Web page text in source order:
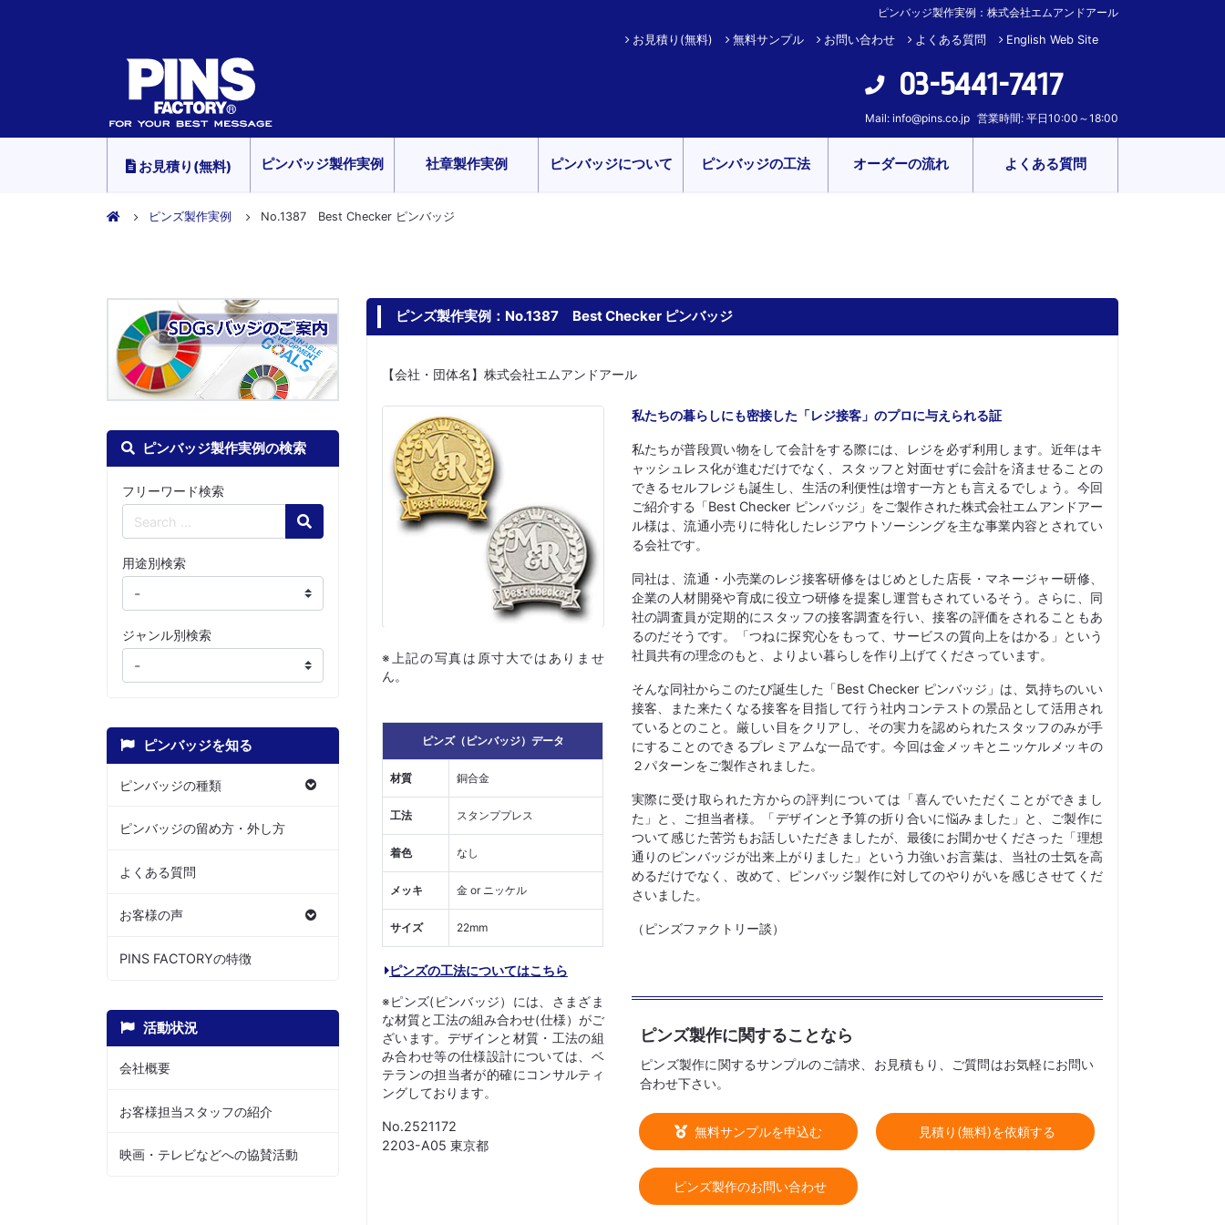
ピンバッジ製作実例：株式会社エムアンドアール
お見積り(無料) 無料サンプル お問い合わせ よくある質問 English Web Site
03-5441-7417
Mail: info@pins.co.jp 営業時間: 平日10:00～18:00
お見積り(無料) ピンバッジ製作実例 社章製作実例 ピンバッジについて ピンバッジの工法 オーダーの流れ よくある質問
ピンズ製作実例 No.1387 Best Checker ピンバッジ
ピンバッジ製作実例の検索
フリーワード検索
Search
用途別検索
ジャンル別検索
ピンバッジを知る
ピンバッジの種類
ピンバッジの留め方・外し方
よくある質問
お客様の声
PINS FACTORYの特徴
活動状況
会社概要
お客様担当スタッフの紹介
映画・テレビなどへの協賛活動
ピンズ製作実例：No.1387 Best Checker ピンバッジ
【会社・団体名】株式会社エムアンドアール
※上記の写真は原寸大ではありませ
ん。
ピンズ（ピンバッジ）データ
材質 銅合金
工法 スタンププレス
着色 なし
メッキ 金 or ニッケル
サイズ 22mm
ピンズの工法についてはこちら
※ピンズ(ピンバッジ）には、さまざま
な材質と工法の組み合わせ(仕様）がご
ざいます。デザインと材質・工法の組
み合わせ等の仕様設計については、ベ
テランの担当者が的確にコンサルティ
ングしております。
No.2521172
2203-A05 東京都
私たちの暮らしにも密接した「レジ接客」のプロに与えられる証
私たちが普段買い物をして会計をする際には、レジを必ず利用します。近年はキ
ャッシュレス化が進むだけでなく、スタッフと対面せずに会計を済ませることの
できるセルフレジも誕生し、生活の利便性は増す一方とも言えるでしょう。今回
ご紹介する「Best Checker ピンバッジ」をご製作された株式会社エムアンドアー
ル様は、流通小売りに特化したレジアウトソーシングを主な事業内容とされてい
る会社です。
同社は、流通・小売業のレジ接客研修をはじめとした店長・マネージャー研修、
企業の人材開発や育成に役立つ研修を提案し運営もされているそう。さらに、同
社の調査員が定期的にスタッフの接客調査を行い、接客の評価をされることもあ
るのだそうです。「つねに探究心をもって、サービスの質向上をはかる」という
社員共有の理念のもと、よりよい暮らしを作り上げてくださっています。
そんな同社からこのたび誕生した「Best Checker ピンバッジ」は、気持ちのいい
接客、また来たくなる接客を目指して行う社内コンテストの景品として活用され
ているとのこと。厳しい目をクリアし、その実力を認められたスタッフのみが手
にすることのできるプレミアムな一品です。今回は金メッキとニッケルメッキの
２パターンをご製作されました。
実際に受け取られた方からの評判については「喜んでいただくことができまし
た」と、ご担当者様。「デザインと予算の折り合いに悩みました」と、ご製作に
ついて感じた苦労もお話しいただきましたが、最後にお聞かせくださった「理想
通りのピンバッジが出来上がりました」という力強いお言葉は、当社の士気を高
めるだけでなく、改めて、ピンバッジ製作に対してのやりがいを感じさせてくだ
さいました。
（ピンズファクトリー談）
ピンズ製作に関することなら
ピンズ製作に関するサンプルのご請求、お見積もり、ご質問はお気軽にお問い
合わせ下さい。
無料サンプルを申込む 見積り(無料)を依頼する
ピンズ製作のお問い合わせ